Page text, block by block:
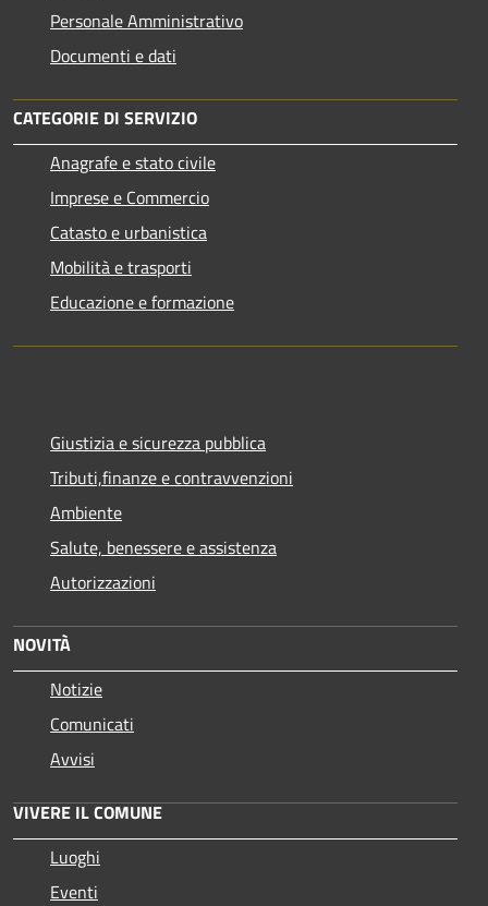
Personale Amministrativo
Documenti e dati
CATEGORIE DI SERVIZIO
Anagrafe e stato civile
Imprese e Commercio
Catasto e urbanistica
Mobilità e trasporti
Educazione e formazione
Giustizia e sicurezza pubblica
Tributi,finanze e contravvenzioni
Ambiente
Salute, benessere e assistenza
Autorizzazioni
NOVITÀ
Notizie
Comunicati
Avvisi
VIVERE IL COMUNE
Luoghi
Eventi